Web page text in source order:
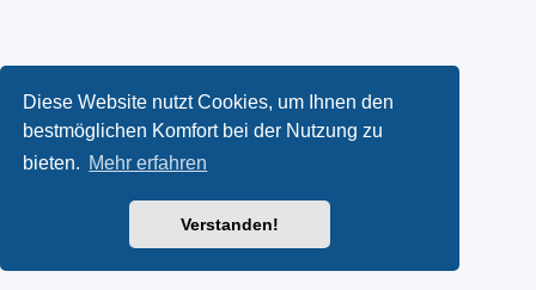
Diese Website nutzt Cookies, um Ihnen den
bestmöglichen Komfort bei der Nutzung zu
bieten. Mehr erfahren
Verstanden!